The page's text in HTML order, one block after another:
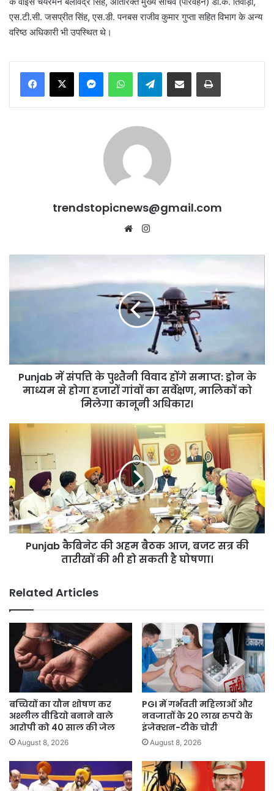
एस.टी.सी. जसप्रीत सिंह, एस.डी. पनबस राजीव कुमार गुप्ता सहित विभाग के अन्य
वरिष्ठ अधिकारी भी उपस्थित थे।
MessengerWhatsAppTelegramShare via Email Print
trendstopicnews@gmail.com
Website
संपत्ति
ड्रोन
माध्यम
हजारों
गांवों
सर्वेक्षण,
मालिकों
को
मिलेगा
कानूनी
अधिकार।
Punjab में संपत्ति के पुश्तैनी विवाद होंगे समाप्त: ड्रोन के
माध्यम से होगा हजारों गांवों का सर्वेक्षण, मालिकों को
मिलेगा कानूनी अधिकार।
Punjab
कैबिनेट
अहम
बैठक
आज,
बजट
सत्र
की
तारीखों
सकती
है
घोषणा।
Punjab कैबिनेट की अहम बैठक आज, बजट सत्र की
तारीखों की भी हो सकती है घोषणा।
Related Articles
बच्चियों का यौन शोषण कर
अश्लील वीडियो बनाने वाले
आरोपी को 40 साल की जेल
August 8, 2026
PGI में गर्भवती महिलाओं और
नवजातों के 20 लाख रुपये के
इंजेक्शन-टीके चोरी
August 8, 2026